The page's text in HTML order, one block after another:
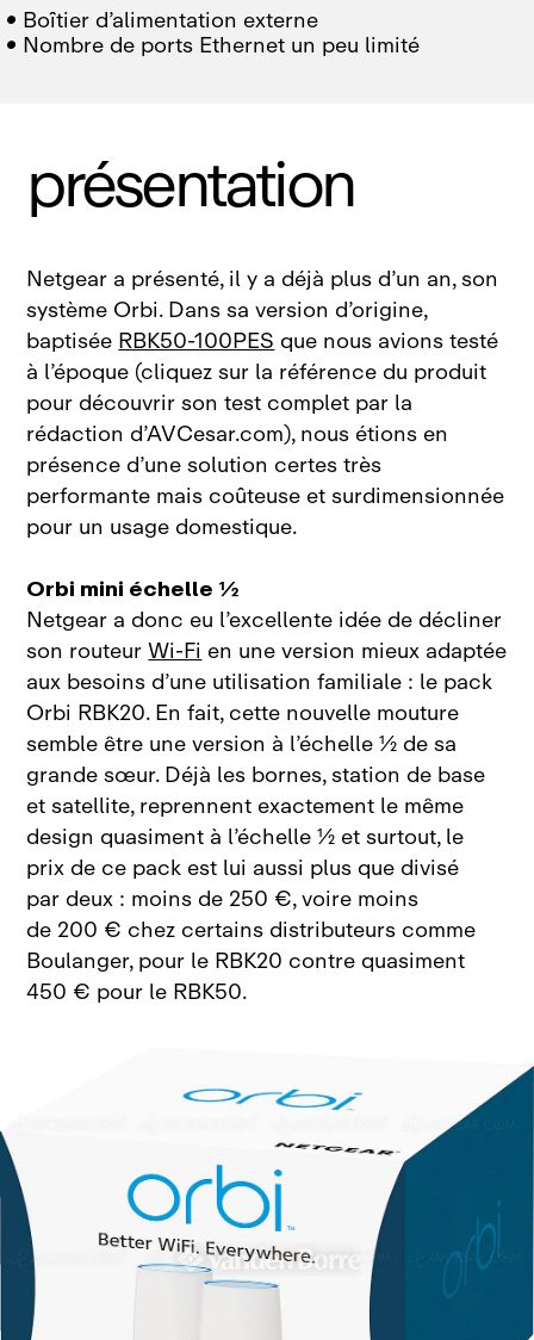
 Boîtier d’alimentation externe
 Nombre de ports Ethernet un peu limité
présentation
Netgear a présenté, il y a déjà plus d’un an, son
système Orbi. Dans sa version d’origine,
baptiséeRBK50‑100PESque nous avions testé
à l’époque (cliquez sur la référence du produit
pour découvrir son test complet par la
rédaction d’AVCesar.com), nous étions en
présence d’une solution certes très
performante mais coûteuse et surdimensionnée
pour un usage domestique.
Orbi mini échelle ½
Netgear a donc eu l’excellente idée de décliner
son routeurWi‑Fien une version mieux adaptée
aux besoins d’une utilisation familiale : le pack
Orbi RBK20. En fait, cette nouvelle mouture
semble être une version à l’échelle½ de sa
grande sœur. Déjà les bornes, station de base
et satellite, reprennent exactement le même
design quasiment à l’échelle½ et surtout, le
prix de ce pack est lui aussi plus que divisé
par deux : moins de 250 €, voire moins
de200 € chez certains distributeurs comme
Boulanger, pour le RBK20 contre quasiment
450 € pour le RBK50.